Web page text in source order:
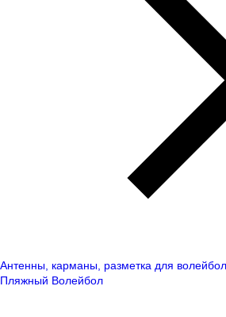
Антенны, карманы, разметка для
Пляжный Волейбол